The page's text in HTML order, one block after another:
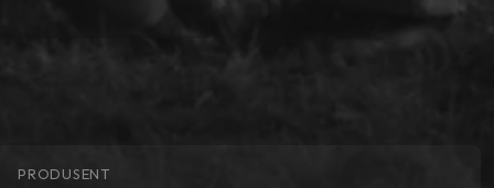
PRODUSENT